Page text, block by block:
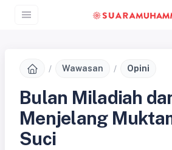
Wawasan Opini
Bulan Miladiah
Menjelang
Suci